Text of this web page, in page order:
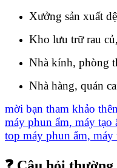
Xưởng sản xuất
Kho lưu trữ rau
Nhà kính, phòng
Nhà hàng, quán
mời bạn tham khảo
máy phun ẩm, máy tạo
top máy phun ẩm,